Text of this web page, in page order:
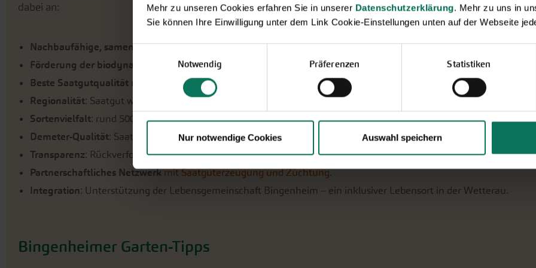
Mehr zu unseren Cookies erfahren Sie in unserer Datenschutzerklärung. Mehr zu uns in
Sie können Ihre Einwilligung unter dem Link Cookie-Einstellungen unten auf der Webseite
Einwilligungsauswahl
Notwendig Präferenzen Statistiken
Nur notwendige Cookies Auswahl speichern
dabei an:
Nachbaufähige, samenfeste Sorten. Keine Hybrid-Sorten, keine Patente,keine Gen- oder Biotechnologie.
Förderung der biodynamischen / ökologischen Züchtung
Bio von Anfang an
Beste Saatgutqualität und hohe Keimfähigkeit
Regionalität: Saatgut wird in Deutschland und umliegenden Ländern erzeugt.
Sortenvielfalt: rund 500 Sorten.
Demeter-Qualität: Saatgut von 180 Sorten in Demeter–Qualität.
Transparenz: Rückverfolgung bis zum Vermehrungsacker.
Partnerschaftliches Netzwerk mit Saatguterzeugung und Züchtung.
Integration: Unterstützung der Lebensgemeinschaft Bingenheim – ein inklusiver Lebensort in der Wetterau.
Bingenheimer Garten-Tipps